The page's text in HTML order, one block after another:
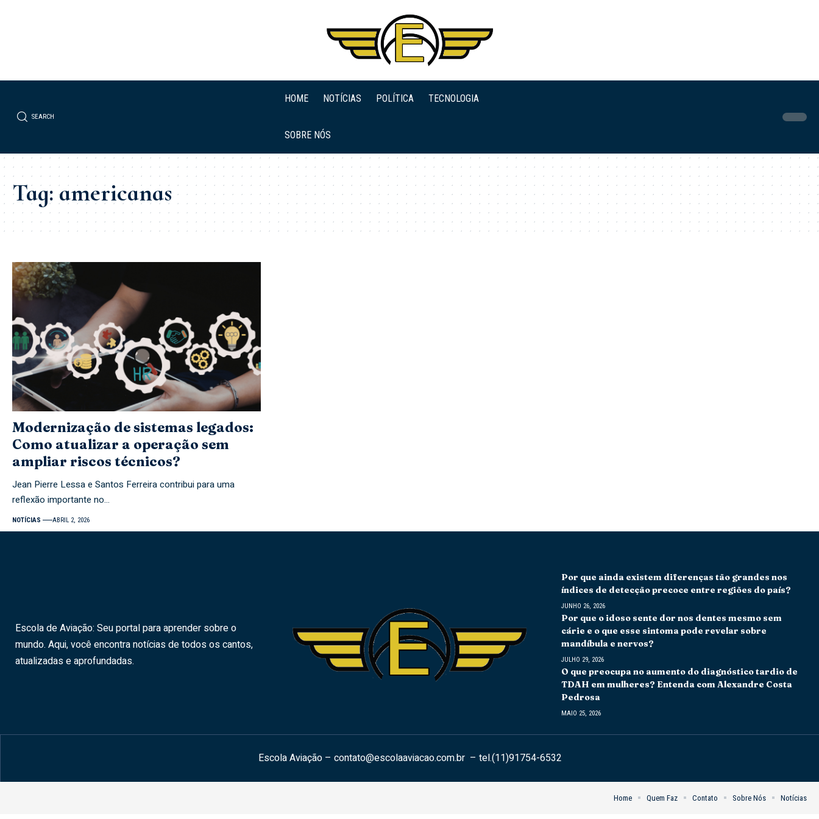
SEARCH
HOME NOTÍCIAS POLÍTICA TECNOLOGIA
SOBRE NÓS
Tag:americanas
Modernização de sistemas legados:
Como atualizar a operação sem
ampliar riscos técnicos?
Jean Pierre Lessa e Santos Ferreira contribui para uma
reflexão importante no…
NOTÍCIAS ABRIL 2, 2026
Escola de Aviação: Seu portal para aprender sobre o
mundo. Aqui, você encontra notícias de todos os cantos,
atualizadas e aprofundadas.
Por que ainda existem diferenças tão grandes nos
índices de detecção precoce entre regiões do país?
JUNHO 26, 2026
Por que o idoso sente dor nos dentes mesmo sem
cárie e o que esse sintoma pode revelar sobre
mandíbula e nervos?
JULHO 29, 2026
O que preocupa no aumento do diagnóstico tardio de
TDAH em mulheres? Entenda com Alexandre Costa
Pedrosa
MAIO 25, 2026
Escola Aviação – contato@escolaaviacao.com.br– tel.(11)91754-6532
Home Quem Faz Contato Sobre Nós Notícias